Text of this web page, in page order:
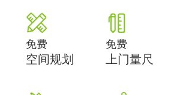
免费
空间规划
免费
上门量尺